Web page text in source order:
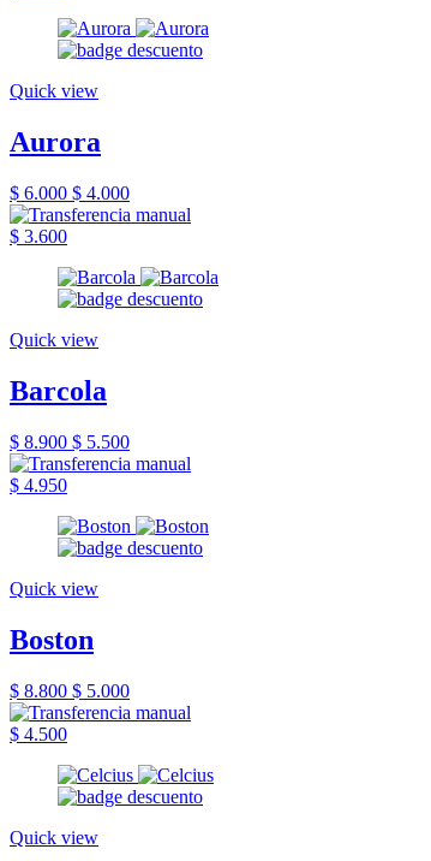
Quick view
Aurora
$ 6.000 $ 4.000
$ 3.600
Quick view
Barcola
$ 8.900 $ 5.500
$ 4.950
Quick view
Boston
$ 8.800 $ 5.000
$ 4.500
Quick view